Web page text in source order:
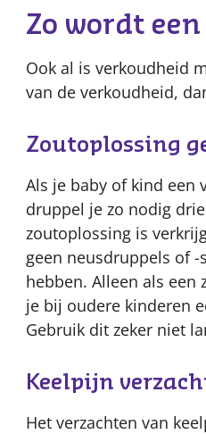
Zo wordt
Ook al is verkoudheid
van de verkoudheid,
Zoutoplossing
Als je baby of kind een
druppel je zo nodig
zoutoplossing is
geen neusdruppels of
hebben. Alleen als
je bij oudere kinderen
Gebruik dit zeker niet
Keelpijn
Het verzachten van